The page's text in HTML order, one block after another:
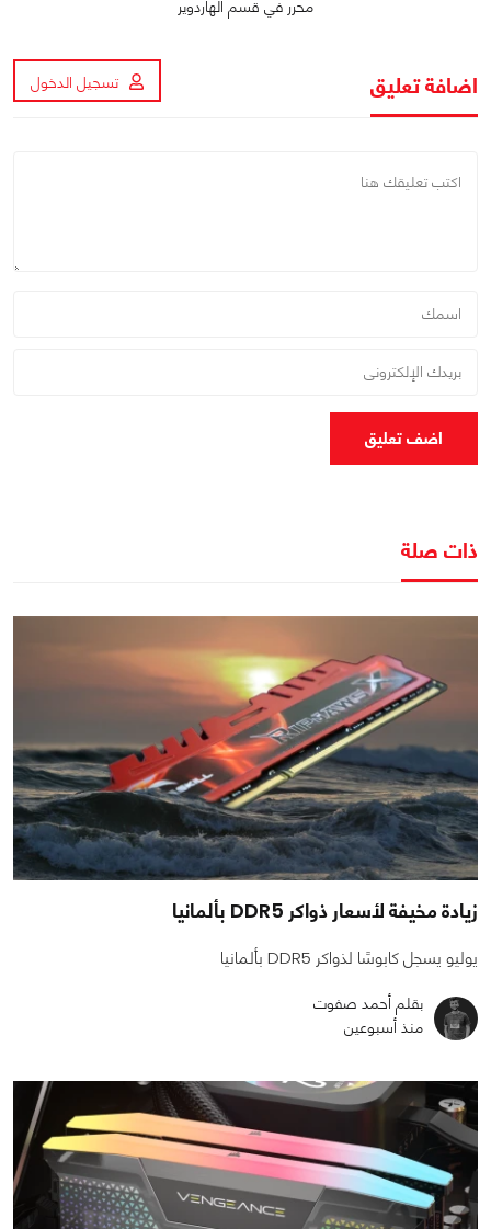
محرر في قسم الهاردوير
اضافة تعليق تسجيل الدخول
اضف تعليق
ذات صلة
زيادة مخيفة لأسعار ذواكر DDR5 بألمانيا
يوليو يسجل كابوسًا لذواكر DDR5 بألمانيا
بقلم أحمد صفوت
منذ أسبوعين